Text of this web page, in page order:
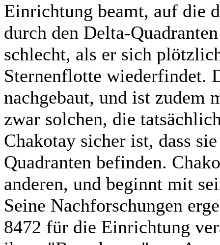
Einrichtung beamt, auf die
durch den Delta-
schlecht, als er sich
Sternenflotte wiederfindet.
nachgebaut, und ist
zwar solchen, die
Chakotay sicher ist, dass
Quadranten befinden.
anderen, und beginnt mit
Seine Nachforschungen
8472 für die Einrichtung